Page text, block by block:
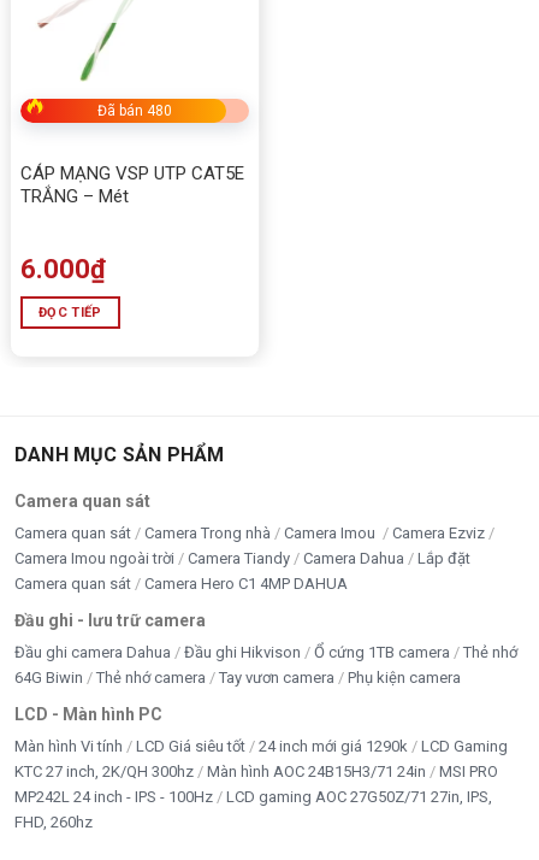
Đã bán 480
CÁP MẠNG VSP UTP CAT5E
TRẮNG – Mét
6.000₫
ĐỌC TIẾP
DANH MỤC SẢN PHẨM
Camera quan sát
Camera quan sát Camera Trong nhà Camera Imou
Camera Ezviz
Camera Imou ngoài trời
Camera Tiandy Camera Dahua
Lắp đặt
Camera quan sát
Camera Hero C1 4MP DAHUA
Đầu ghi - lưu trữ camera
Đầu ghi camera Dahua Đầu ghi Hikvison Ổ cứng 1TB camera
Thẻ nhớ
64G Biwin
Thẻ nhớ camera Tay vươn camera Phụ kiện camera
LCD - Màn hình PC
Màn hình Vi tính LCD Giá siêu tốt 24 inch mới giá 1290k
LCD Gaming
KTC 27 inch, 2K/QH 300hz
Màn hình AOC 24B15H3/71 24in
MSI PRO
MP242L 24 inch - IPS - 100Hz
LCD gaming AOC 27G50Z/71 27in, IPS,
FHD, 260hz